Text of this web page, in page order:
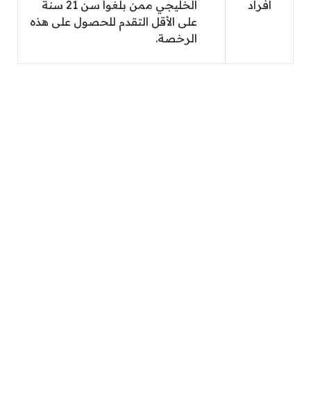
أفراد
الخليجي ممن بلغوا سن 21 سنة
على الأقل التقدم للحصول على هذه
الرخصة.